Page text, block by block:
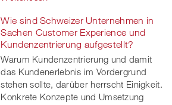
Wie sind Schweizer Unternehmen in
Sachen Customer Experience und
Kundenzentrierung aufgestellt?
Warum Kundenzentrierung und damit
das Kundenerlebnis im Vordergrund
stehen sollte, darüber herrscht Einigkeit.
Konkrete Konzepte und Umsetzung